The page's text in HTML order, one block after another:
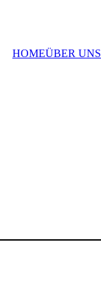
HOMEÜBER UNS